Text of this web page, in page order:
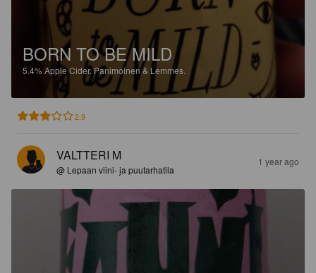
BORN TO BE MILD
5.4%Apple Cider.Panimoinen & Lemmes.
2.9
VALTTERI M
@ Lepaan viini- ja puutarhatila
1 year ago